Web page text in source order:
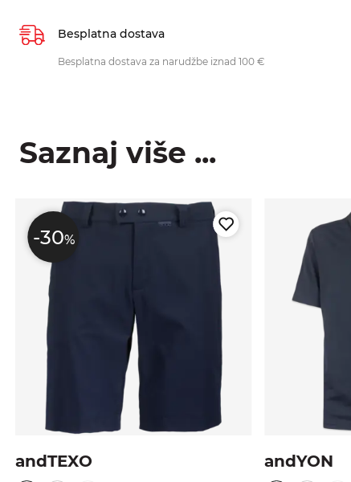
Besplatna dostava
Besplatna dostava za narudžbe iznad 100 €
Saznaj više ...
-30%
andTEXO andYON